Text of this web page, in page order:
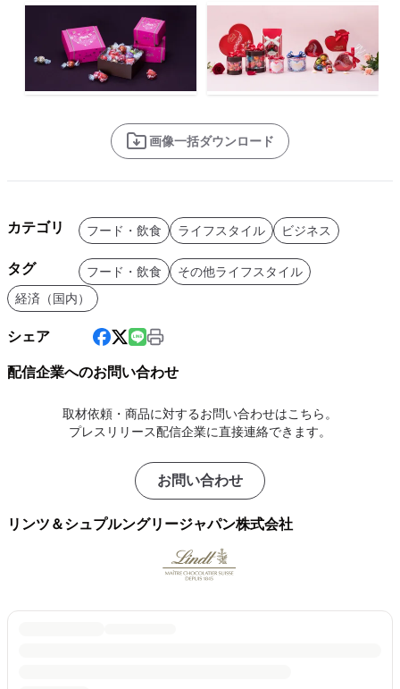
画像一括ダウンロード
カテゴリ フード・飲食 ライフスタイル ビジネス
タグ フード・飲食
その他ライフスタイル
経済（国内）
シェア
配信企業へのお問い合わせ
取材依頼・商品に対するお問い合わせはこちら。
プレスリリース配信企業に直接連絡できます。
お問い合わせ
リンツ＆シュプルングリージャパン株式会社